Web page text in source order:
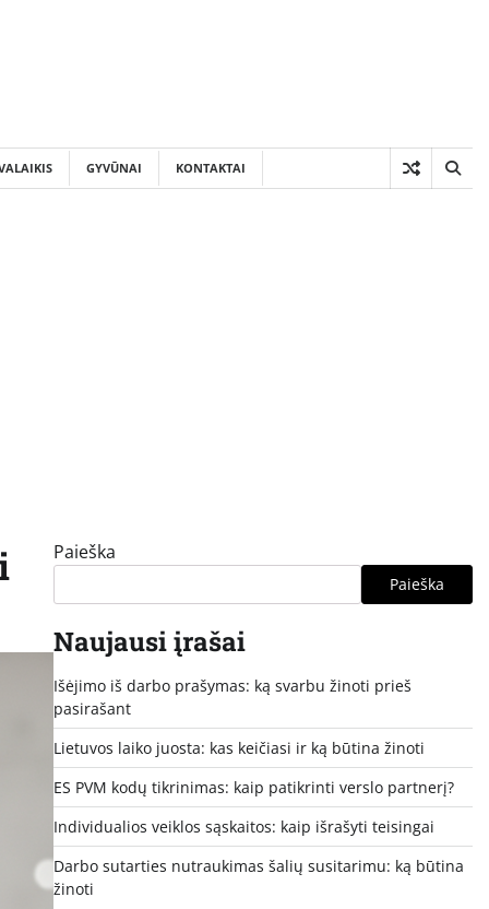
GYVŪNAI KONTAKTAI
Paieška
Paieška
Naujausi įrašai
Išėjimo iš darbo prašymas: ką svarbu žinoti prieš
pasirašant
Lietuvos laiko juosta: kas keičiasi ir ką būtina žinoti
ES PVM kodų tikrinimas: kaip patikrinti verslo partnerį?
Individualios veiklos sąskaitos: kaip išrašyti teisingai
Darbo sutarties nutraukimas šalių susitarimu: ką būtina
žinoti